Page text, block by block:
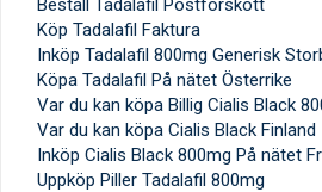
Beställ Tadalafil Postförskott
Köp Tadalafil Faktura
Inköp Tadalafil 800mg Generisk
Köpa Tadalafil På nätet Österrike
Var du kan köpa Billig Cialis Black
Var du kan köpa Cialis Black Finland
Inköp Cialis Black 800mg På nätet
Uppköp Piller Tadalafil 800mg